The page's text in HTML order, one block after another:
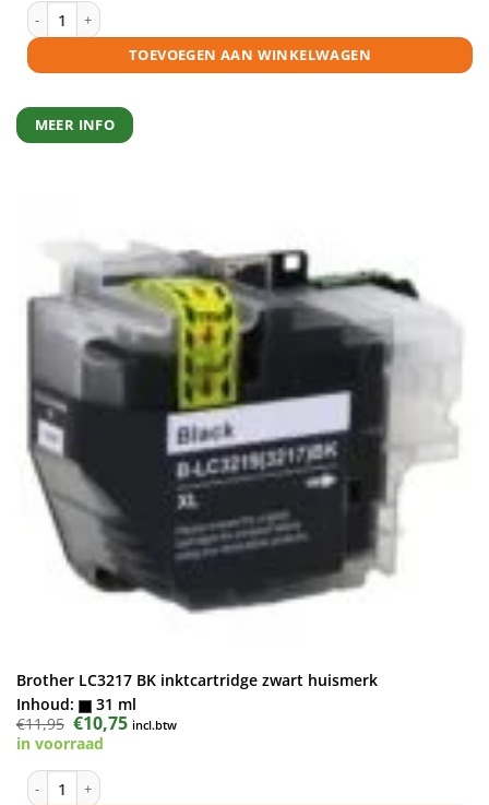
Brother LC3219 Y inktcartridge geel huismerk aantal
TOEVOEGEN AAN WINKELWAGEN
MEER INFO
Brother LC3217 BK inktcartridge zwart huismerk
Inhoud:
31 ml
€11,95 Oorspronkelijke
prijs
was:
€10,75Huidige
prijs
incl.btw
in voorraad
Brother LC3217 BK inktcartridge zwart huismerk aantal